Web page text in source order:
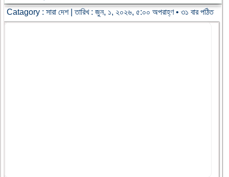
Catagory : সারা দেশ| তারিখ : জুন, ১, ২০২৬, ৫:০০ অপরাহ্ণ • ৩১ বার পঠিত